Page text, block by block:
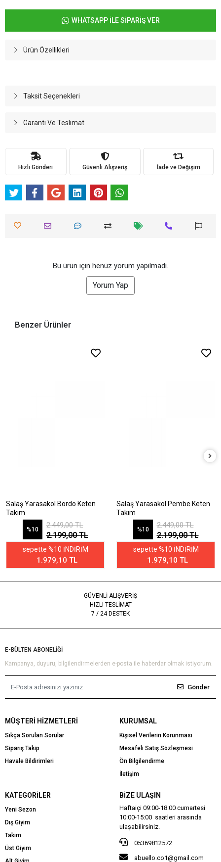
WHATSAPP İLE SİPARİŞ VER
Ürün Özellikleri
Taksit Seçenekleri
Garanti Ve Teslimat
Hızlı Gönderi Güvenli Alışveriş İade ve Değişim
Bu ürün için henüz yorum yapılmadı.
Yorum Yap
Benzer Ürünler
Salaş Yarasakol Bordo Keten
Takım
%10
2.449,00 TL
2.199,00 TL
sepette %10 İNDİRİM
1.979,10 TL
Salaş Yarasakol Pembe Keten
Takım
%10
2.449,00 TL
2.199,00 TL
sepette %10 İNDİRİM
1.979,10 TL
GÜVENLİ ALIŞVERİŞ
HIZLI TESLİMAT
7 / 24 DESTEK
E-BÜLTEN ABONELİĞİ
Kampanya, duyuru, bilgilendirmelerden e-posta ile haberdar olmak istiyorum.
Gönder
MÜŞTERI HIZMETLERI
Sıkça Sorulan Sorular
Sipariş Takip
Havale Bildirimleri
KURUMSAL
Kişisel Verilerin Korunması
Mesafeli Satış Sözleşmesi
Ön Bilgilendirme
İletişim
KATEGORILER
Yeni Sezon
Dış Giyim
Takım
Üst Giyim
BIZE ULAŞIN
Haftaiçi 09:00-18:00 cumartesi
10:00-15:00 saatleri arasında
ulaşabilirsiniz.
05369812572
abuello.co1@gmail.com